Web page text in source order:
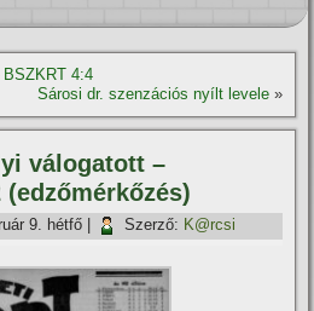
4:4
Sárosi dr. szenzációs nyí­lt levele»
válogatott –
9. hétfő Szerző: K@rcsi